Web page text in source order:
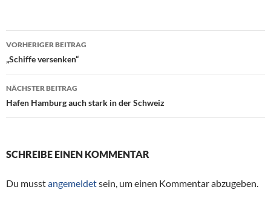
Beitragsnavigation
VORHERIGER BEITRAG
„Schiffe versenken“
NÄCHSTER BEITRAG
Hafen Hamburg auch stark in der Schweiz
SCHREIBE EINEN KOMMENTAR
Du musstangemeldetsein, um einen Kommentar abzugeben.